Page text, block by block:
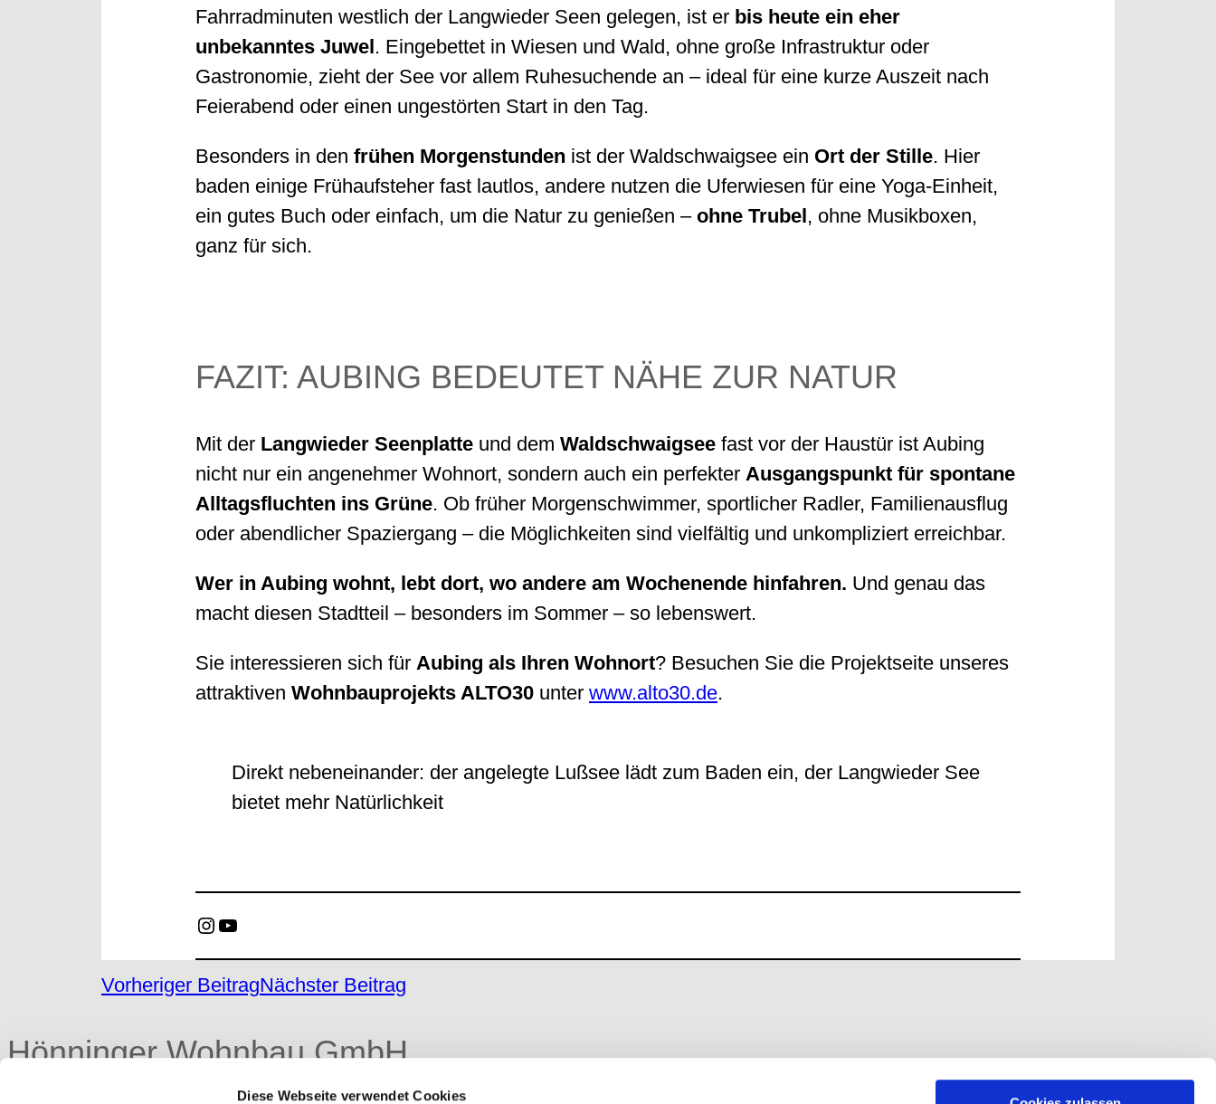
Diese Webseite verwendet Cookies
Fahrradminuten westlich der Langwieder Seen gelegen, ist er bis heute ein eher
unbekanntes Juwel . Eingebettet in Wiesen und Wald, ohne große Infrastruktur oder
Gastronomie, zieht der See vor allem Ruhesuchende an – ideal für eine kurze Auszeit nach
Feierabend oder einen ungestörten Start in den Tag.
Besonders in den frühen Morgenstunden ist der Waldschwaigsee ein Ort der Stille. Hier
baden einige Frühaufsteher fast lautlos, andere nutzen die Uferwiesen für eine Yoga-Einheit,
ein gutes Buch oder einfach, um die Natur zu genießen – ohne Trubel , ohne Musikboxen,
ganz für sich.
FAZIT: AUBING BEDEUTET NÄHE ZUR NATUR
Mit der Langwieder Seenplatte und dem Waldschwaigsee fast vor der Haustür ist Aubing
nicht nur ein angenehmer Wohnort, sondern auch ein perfekter Ausgangspunkt für spontane
Alltagsfluchten ins Grüne. Ob früher Morgenschwimmer, sportlicher Radler, Familienausflug
oder abendlicher Spaziergang – die Möglichkeiten sind vielfältig und unkompliziert erreichbar.
Wer in Aubing wohnt, lebt dort, wo andere am Wochenende hinfahren. Und genau das
macht diesen Stadtteil – besonders im Sommer – so lebenswert.
Sie interessieren sich für Aubing als Ihren Wohnort? Besuchen Sie die Projektseite unseres
attraktiven Wohnbauprojekts ALTO30 unter www.alto30.de.
Direkt nebeneinander: der angelegte Lußsee lädt zum Baden ein, der Langwieder See
bietet mehr Natürlichkeit
Instagram
YouTube
Vorheriger BeitragNächster Beitrag
Hönninger Wohnbau GmbH